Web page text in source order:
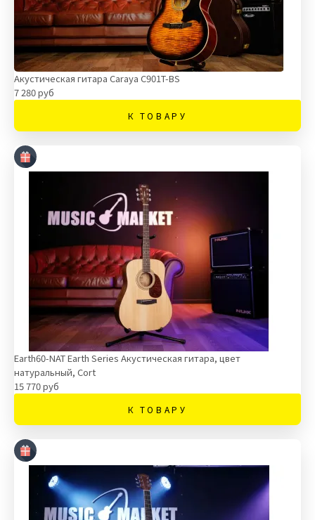
Акустическая гитара Caraya C901T-BS
7 280 руб
К ТОВАРУ
Earth60-NAT Earth Series Акустическая гитара, цвет
натуральный, Cort
15 770 руб
К ТОВАРУ